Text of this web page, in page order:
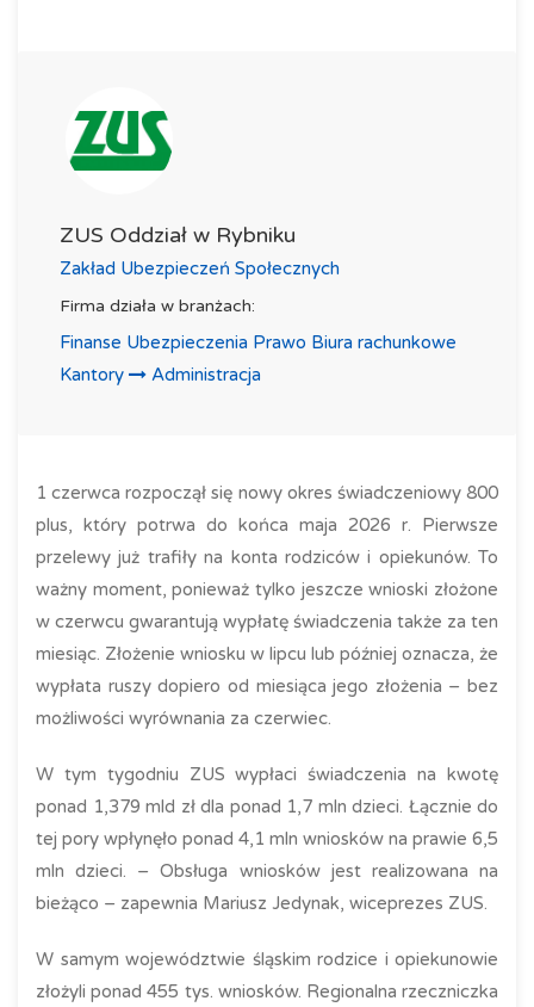
ZUS Oddział w Rybniku
Zakład Ubezpieczeń Społecznych
Firma działa w branżach:
Finanse Ubezpieczenia Prawo Biura rachunkowe
Kantory
Administracja
1 czerwca rozpoczął się nowy okres świadczeniowy 800
plus, który potrwa do końca maja 2026 r. Pierwsze
przelewy już trafiły na konta rodziców i opiekunów. To
ważny moment, ponieważ tylko jeszcze wnioski złożone
w czerwcu gwarantują wypłatę świadczenia także za ten
miesiąc. Złożenie wniosku w lipcu lub później oznacza, że
wypłata ruszy dopiero od miesiąca jego złożenia – bez
możliwości wyrównania za czerwiec.
W tym tygodniu ZUS wypłaci świadczenia na kwotę
ponad 1,379 mld zł dla ponad 1,7 mln dzieci. Łącznie do
tej pory wpłynęło ponad 4,1 mln wniosków na prawie 6,5
mln dzieci. – Obsługa wniosków jest realizowana na
bieżąco – zapewnia Mariusz Jedynak, wiceprezes ZUS.
W samym województwie śląskim rodzice i opiekunowie
złożyli ponad 455 tys. wniosków. Regionalna rzeczniczka